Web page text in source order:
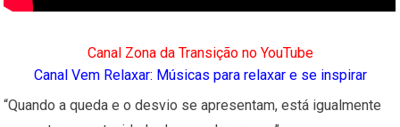
Canal Zona da Transição no YouTube
Canal Vem Relaxar: Músicas para relaxar e se inspirar
“Quando a queda e o desvio se apresentam, está igualmente